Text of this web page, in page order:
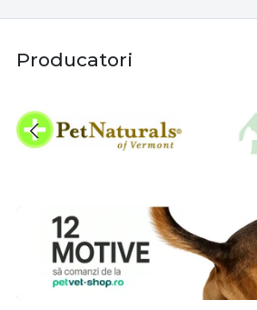
Producatori